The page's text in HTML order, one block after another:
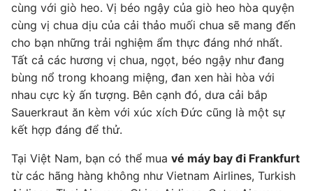
cùng với giò heo. Vị béo ngậy của giò heo hòa quyện
cùng vị chua dịu của cải thảo muối chua sẽ mang đến
cho bạn những trải nghiệm ẩm thực đáng nhớ nhất.
Tất cả các hương vị chua, ngọt, béo ngậy như đang
bùng nổ trong khoang miệng, đan xen hài hòa với
nhau cực kỳ ấn tượng. Bên cạnh đó, dưa cải bắp
Sauerkraut ăn kèm với xúc xích Đức cũng là một sự
kết hợp đáng để thử.
Tại Việt Nam, bạn có thể mua vé máy bay đi Frankfurt
từ các hãng hàng không như Vietnam Airlines, Turkish